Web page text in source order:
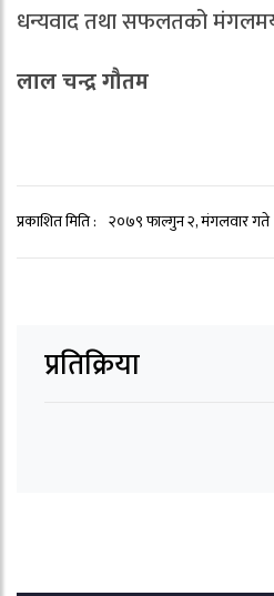
धन्यवाद तथा सफलतको
लाल चन्द्र गौतम
प्रकाशित मिति : २०७९ फाल्गुन २, मंगलवार गते
प्रतिक्रिया